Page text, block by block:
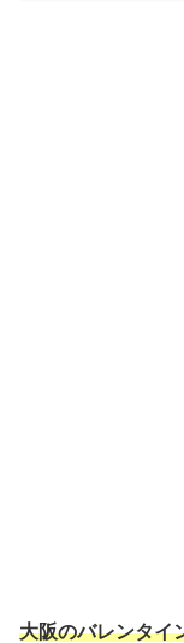
大阪のバレンタイ